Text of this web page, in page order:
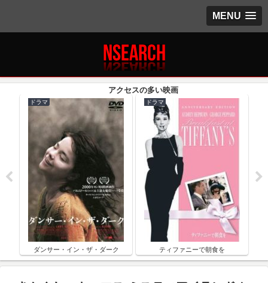
MENU
ドラマ
ダンサー・イン・ザ・ダーク
ドラマ
ティファニーで朝食を